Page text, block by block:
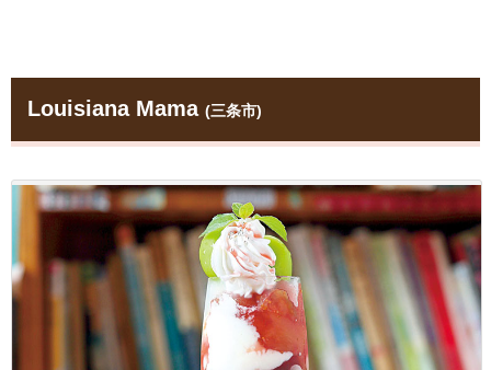
Louisiana Mama (三条市)